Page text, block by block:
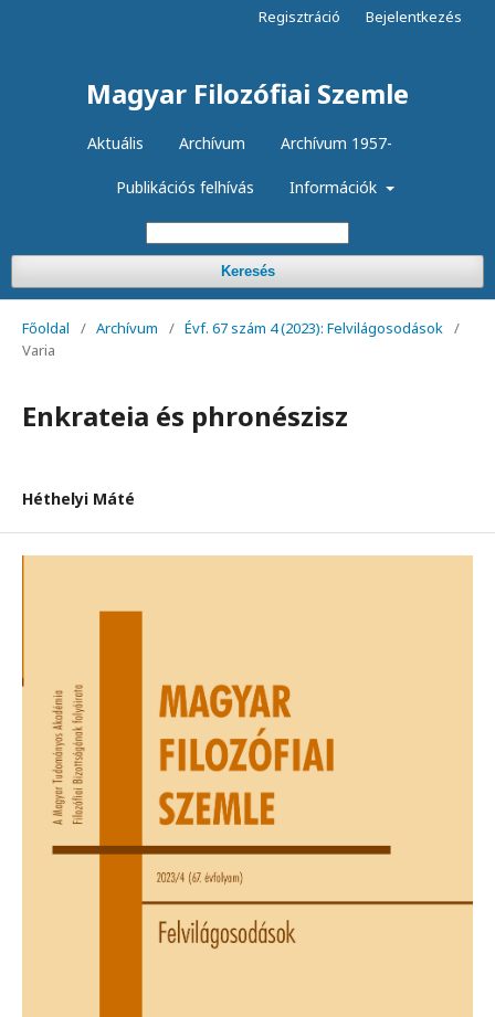
Magyar Filozófiai Szemle
Aktuális Archívum Archívum 1957-
Publikációs felhívás Információk
Keresés
Regisztráció Bejelentkezés
Főoldal / Archívum / Évf. 67 szám 4 (2023): Felvilágosodások /
Varia
Enkrateia és phronészisz
Héthelyi Máté